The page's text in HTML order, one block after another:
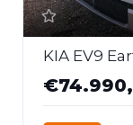
KIA EV9